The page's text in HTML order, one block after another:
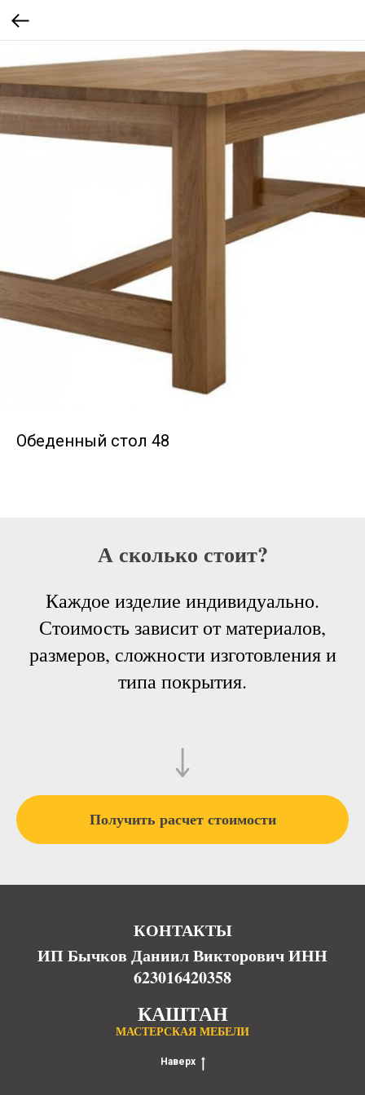
Обеденный стол 48
А сколько стоит?
Каждое изделие индивидуально.
Стоимость зависит от материалов,
размеров, сложности изготовления и
типа покрытия.
Получить расчет стоимости
КОНТАКТЫ
ИП Бычков Даниил Викторович ИНН
623016420358
КАШТАН
МАСТЕРСКАЯ МЕБЕЛИ
Наверх